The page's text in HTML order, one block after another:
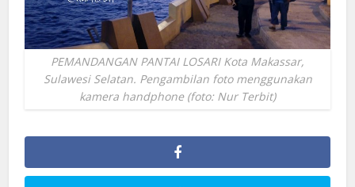
PEMANDANGAN PANTAI LOSARI Kota Makassar,
Sulawesi Selatan. Pengambilan foto menggunakan
kamera handphone (foto: Nur Terbit)